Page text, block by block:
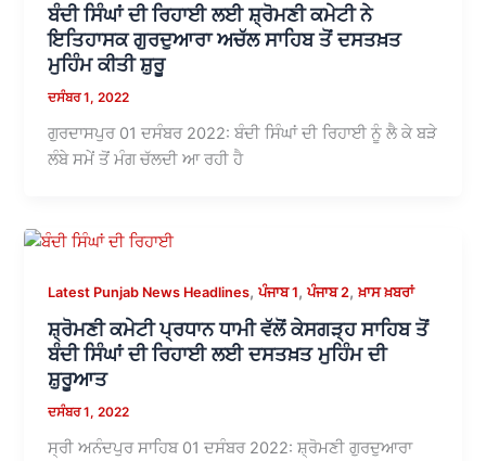
ਬੰਦੀ ਸਿੰਘਾਂ ਦੀ ਰਿਹਾਈ ਲਈ ਸ਼੍ਰੋਮਣੀ ਕਮੇਟੀ ਨੇ
ਇਤਿਹਾਸਕ ਗੁਰਦੁਆਰਾ ਅਚੱਲ ਸਾਹਿਬ ਤੋਂ ਦਸਤਖ਼ਤ
ਮੁਹਿੰਮ ਕੀਤੀ ਸ਼ੁਰੂ
ਦਸੰਬਰ 1, 2022
ਗੁਰਦਾਸਪੁਰ 01 ਦਸੰਬਰ 2022: ਬੰਦੀ ਸਿੰਘਾਂ ਦੀ ਰਿਹਾਈ ਨੂੰ ਲੈ ਕੇ ਬੜੇ
ਲੰਬੇ ਸਮੇਂ ਤੋਂ ਮੰਗ ਚੱਲਦੀ ਆ ਰਹੀ ਹੈ
Latest Punjab News Headlines,ਪੰਜਾਬ 1,ਪੰਜਾਬ 2,ਖ਼ਾਸ ਖ਼ਬਰਾਂ
ਸ਼੍ਰੋਮਣੀ ਕਮੇਟੀ ਪ੍ਰਧਾਨ ਧਾਮੀ ਵੱਲੋਂ ਕੇਸਗੜ੍ਹ ਸਾਹਿਬ ਤੋਂ
ਬੰਦੀ ਸਿੰਘਾਂ ਦੀ ਰਿਹਾਈ ਲਈ ਦਸਤਖ਼ਤ ਮੁਹਿੰਮ ਦੀ
ਸ਼ੁਰੂਆਤ
ਦਸੰਬਰ 1, 2022
ਸ੍ਰੀ ਅਨੰਦਪੁਰ ਸਾਹਿਬ 01 ਦਸੰਬਰ 2022: ਸ਼੍ਰੋਮਣੀ ਗੁਰਦੁਆਰਾ